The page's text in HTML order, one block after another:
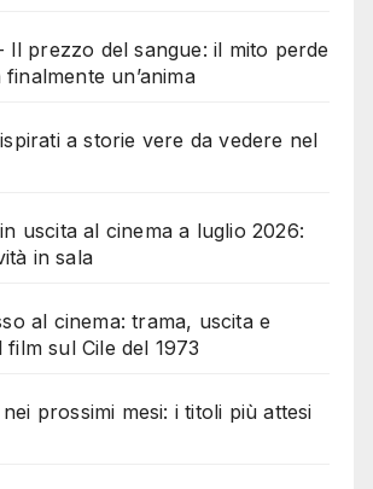
Il prezzo del sangue: il mito perde
un’anima
a storie vere da vedere nel
uscita al cinema a luglio 2026:
in sala
al cinema: trama, uscita e
sul Cile del 1973
prossimi mesi: i titoli più attesi